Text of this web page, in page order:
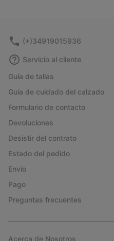
(+)34919015936
Servicio al cliente
Guía de tallas
Guía de cuidado del calzado
Formulario de contacto
Devoluciones
Desistir del contrato
Estado del pedido
Envío
Pago
Preguntas frecuentes
Acerca de Nosotros